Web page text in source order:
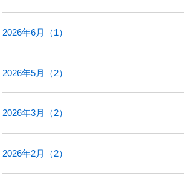
2026年6月（1）
2026年5月（2）
2026年3月（2）
2026年2月（2）